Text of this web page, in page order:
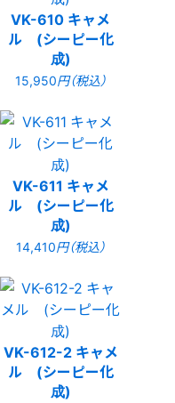
VK-610 キャメ
ル (シーピー化
成)
15,950円（税込）
VK-611 キャメ
ル (シーピー化
成)
14,410円（税込）
VK-612-2 キャメ
ル (シーピー化
成)